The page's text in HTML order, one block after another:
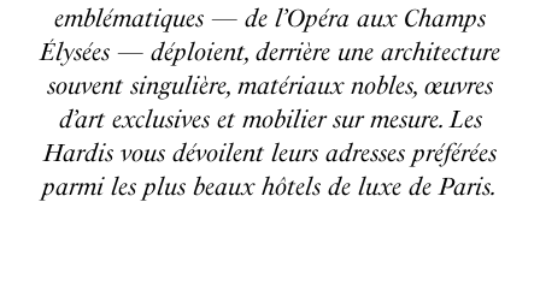
emblématiques — de l’Opéra aux Champs
Élysées — déploient, derrière une architecture
souvent singulière, matériaux nobles, œuvres
d’art exclusives et mobilier sur mesure. Les
Hardis vous dévoilent leurs adresses préférées
parmi les plus beaux hôtels de luxe de Paris.